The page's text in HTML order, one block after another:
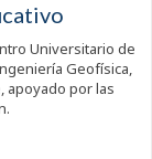
Universitario de
Geofísica,
apoyado por las